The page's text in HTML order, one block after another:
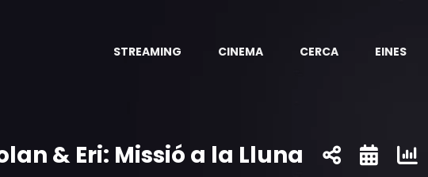
STREAMING CINEMA CERCA EINES
& Eri: Missió a la Lluna